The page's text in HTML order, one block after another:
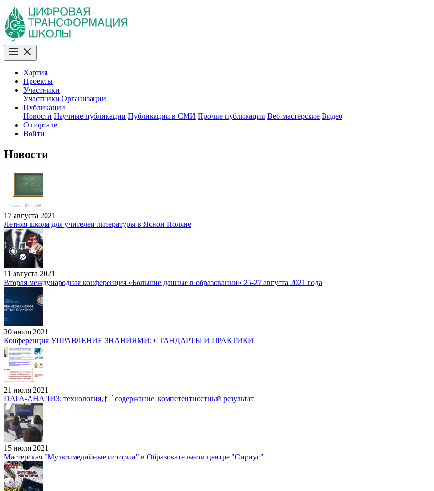
Хартия
Проекты
Участники
Участники Организации
Публикации
Новости Научные публикации Публикации в СМИ Прочие публикации Веб-мастерские Видео
О портале
Войти
Новости
17 августа 2021
Летняя школа для учителей литературы в Ясной Поляне
11 августа 2021
Вторая международная конференция «Большие данные в образовании» 25-27 августа 2021 года
30 июля 2021
Конференция УПРАВЛЕНИЕ ЗНАНИЯМИ: СТАНДАРТЫ И ПРАКТИКИ
21 июля 2021
DATA-АНАЛИЗ: технология, содержание, компетентностный результат
15 июля 2021
Мастерская "Мультимедийные истории" в Образовательном центре "Сириус"